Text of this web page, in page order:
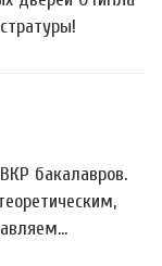
бакалавров.